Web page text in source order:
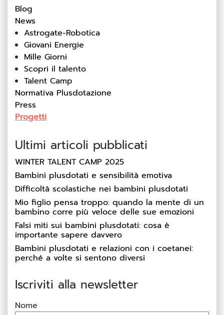
Blog
News
Astrogate-Robotica
Giovani Energie
Mille Giorni
Scopri il talento
Talent Camp
Normativa Plusdotazione
Press
Progetti
Ultimi articoli pubblicati
WINTER TALENT CAMP 2025
Bambini plusdotati e sensibilità emotiva
Difficoltà scolastiche nei bambini plusdotati
Mio figlio pensa troppo: quando la mente di un
bambino corre più veloce delle sue emozioni
Falsi miti sui bambini plusdotati: cosa è
importante sapere davvero
Bambini plusdotati e relazioni con i coetanei:
perché a volte si sentono diversi
Iscriviti alla newsletter
Nome